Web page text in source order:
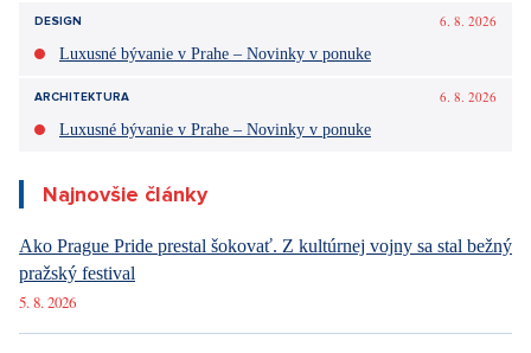
DESIGN
6. 8. 2026
Luxusné bývanie v Prahe – Novinky v ponuke
ARCHITEKTURA
6. 8. 2026
Luxusné bývanie v Prahe – Novinky v ponuke
Najnovšie články
Ako Prague Pride prestal šokovať. Z kultúrnej vojny sa stal bežný
pražský festival
5. 8. 2026